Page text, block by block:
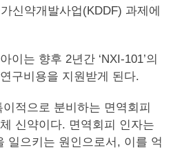
신약개발사업(KDDF) 과제에
이는 향후 2년간 ‘NXI-101’의
구비용을 지원받게 된다.
적으로 분비하는 면역회피
신약이다. 면역회피 인자는
일으키는 원인으로서, 이를 억